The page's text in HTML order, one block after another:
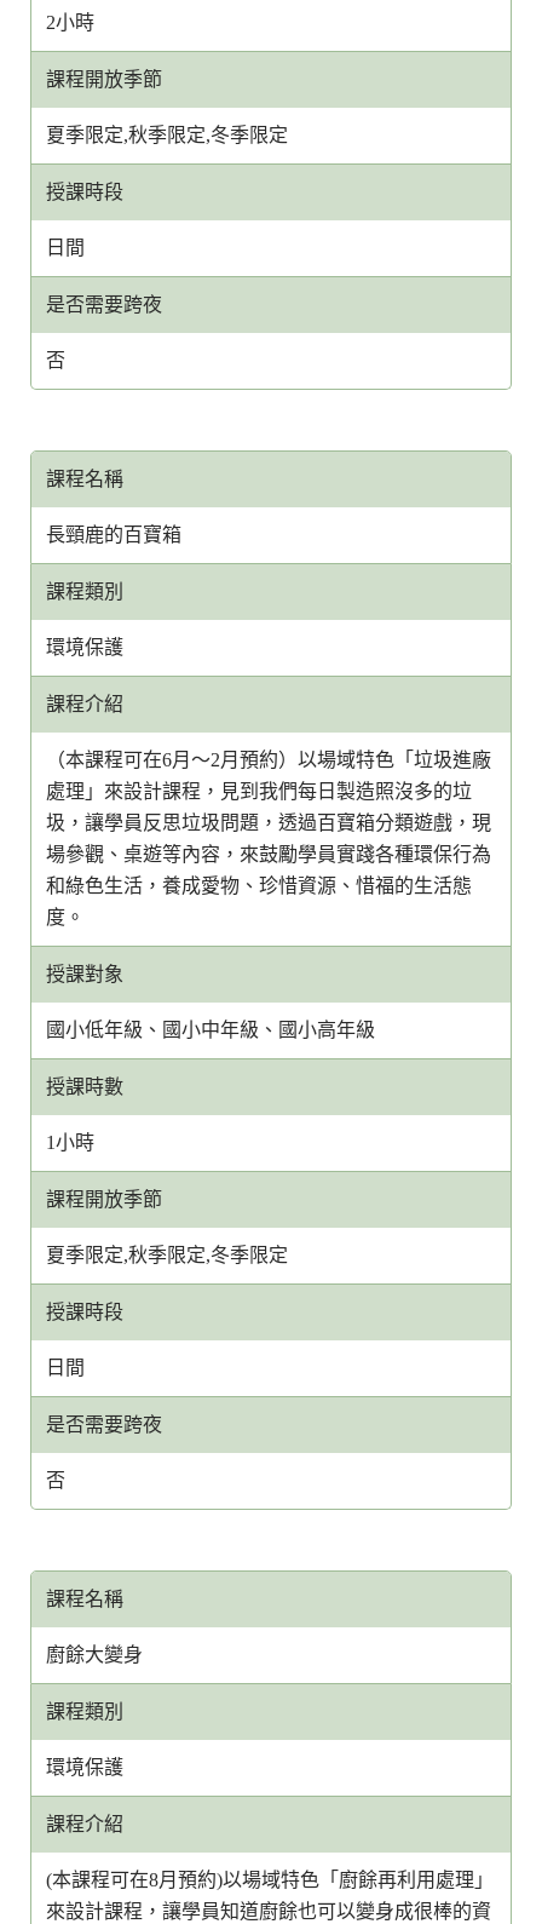
2小時
課程開放季節
夏季限定,秋季限定,冬季限定
授課時段
日間
是否需要跨夜
否
課程名稱
長頸鹿的百寶箱
課程類別
環境保護
課程介紹
（本課程可在6月～2月預約）以場域特色「垃圾進廠
處理」來設計課程，見到我們每日製造照沒多的垃
圾，讓學員反思垃圾問題，透過百寶箱分類遊戲，現
場參觀、桌遊等內容，來鼓勵學員實踐各種環保行為
和綠色生活，養成愛物、珍惜資源、惜福的生活態
度。
授課對象
國小低年級、國小中年級、國小高年級
授課時數
1小時
課程開放季節
夏季限定,秋季限定,冬季限定
授課時段
日間
是否需要跨夜
否
課程名稱
廚餘大變身
課程類別
環境保護
課程介紹
(本課程可在8月預約)以場域特色「廚餘再利用處理」
來設計課程，讓學員知道廚餘也可以變身成很棒的資